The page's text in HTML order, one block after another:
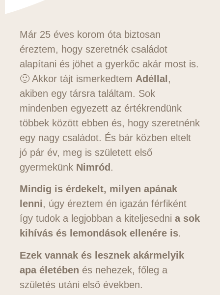
Már 25 éves korom óta biztosan
éreztem, hogy szeretnék családot
alapítani és jöhet a gyerkőc akár most is.
🙂 Akkor tájt ismerkedtem Adéllal ,
akiben egy társra találtam. Sok
mindenben egyezett az értékrendünk
többek között ebben és, hogy szeretnénk
egy nagy családot. És bár közben eltelt
jó pár év, meg is született első
gyermekünk Nimród .
Mindig is érdekelt, milyen apának
lenni, úgy éreztem én igazán férfiként
így tudok a legjobban a kiteljesedni a sok
kihívás és lemondások ellenére is.
Ezek vannak és lesznek akármelyik
apa életében és nehezek, főleg a
születés utáni első években.